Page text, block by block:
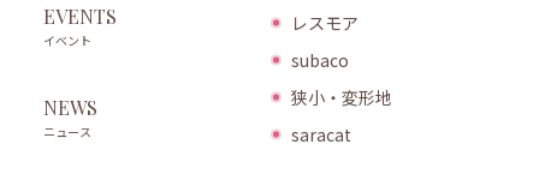
EVENTS
イベント
NEWS
ニュース
レスモア
subaco
狭小・変形地
saracat